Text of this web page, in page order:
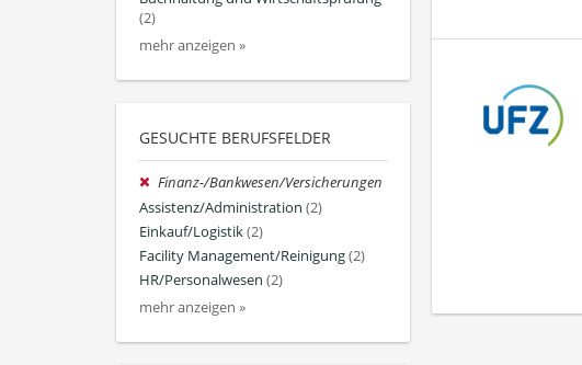
(2)
mehr anzeigen »
GESUCHTE BERUFSFELDER
Finanz-/Bankwesen/Versicherungen
Assistenz/Administration (2)
Einkauf/Logistik(2)
Facility Management/Reinigung(2)
HR/Personalwesen (2)
mehr anzeigen »